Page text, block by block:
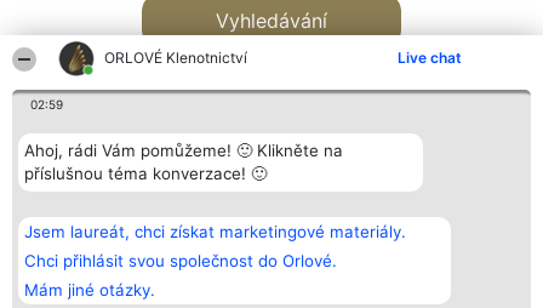
ORLOVÉ Klenotnictví Live chat
02:59
Ahoj, rádi Vám pomůžeme! 🙂 Klikněte na
příslušnou téma konverzace! 🙂
Jsem laureát, chci získat marketingové materiály.
Chci přihlásit svou společnost do Orlové.
Mám jiné otázky.
Vyhledávání
Bright Side Solutions sp. z o.
o. sp. k.
ul. Ruska 22
Wrocław 50-079
KRS 0000749100 | Regon
Vítězové
Seznam všech
laureátů
Zásady
Kontakt